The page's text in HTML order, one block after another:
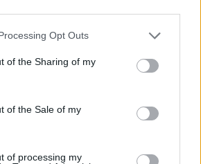
Opt Outs
of the Sharing of my
of the Sale of my
of processing my
Dati aggiornati al 2026-07-02.
Energy S.p.a. ( 2.534.607 euro